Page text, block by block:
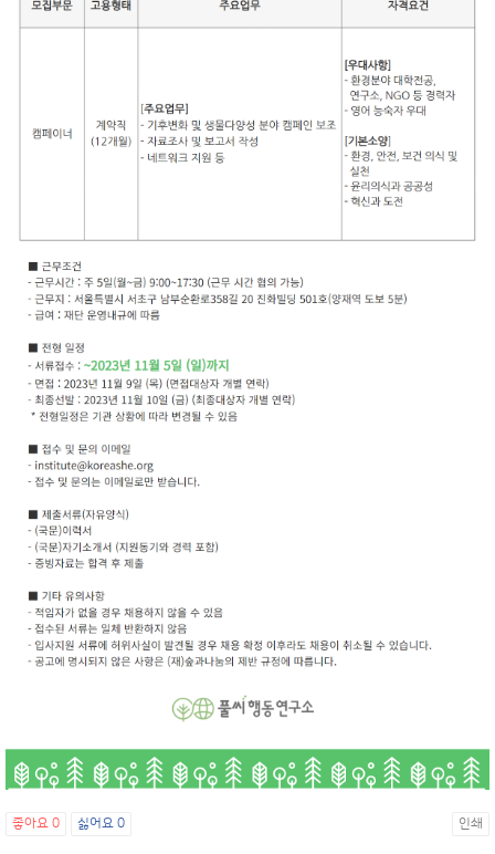
좋아요 0 싫어요 0 인쇄